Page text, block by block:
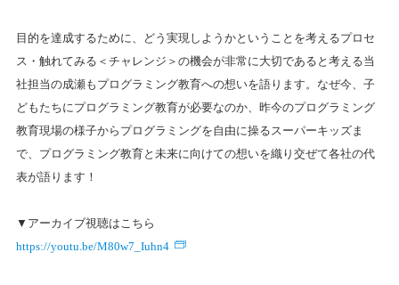
目的を達成するために、どう実現しようかということを考えるプロセ
ス・触れてみる＜チャレンジ＞の機会が非常に大切であると考える当
社担当の成瀬もプログラミング教育への想いを語ります。なぜ今、子
どもたちにプログラミング教育が必要なのか、昨今のプログラミング
教育現場の様子からプログラミングを自由に操るスーパーキッズま
で、プログラミング教育と未来に向けての想いを織り交ぜて各社の代
表が語ります！
▼アーカイブ視聴はこちら
https://youtu.be/M80w7_Iuhn4